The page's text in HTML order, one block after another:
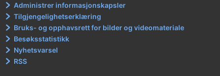
Administrer informasjonskapsler
Tilgjengelighetserklæring
Bruks- og opphavsrett for bilder og videomateriale
Besøksstatistikk
Nyhetsvarsel
RSS